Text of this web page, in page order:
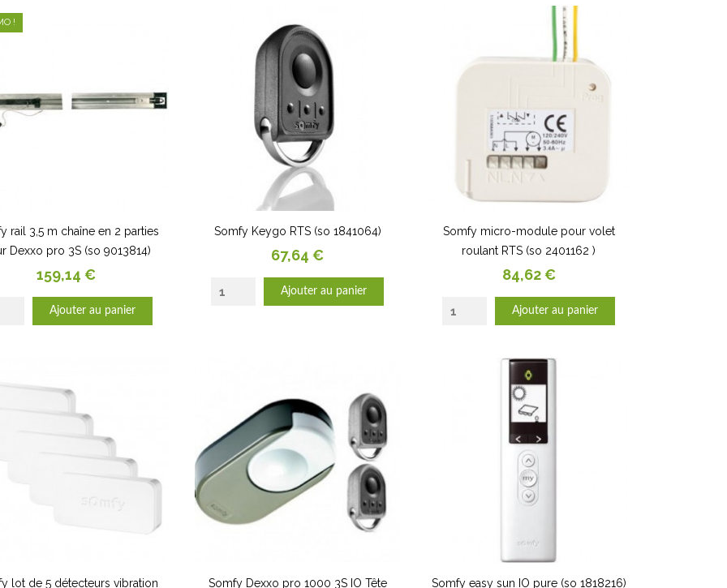
rail 3,5 m chaîne en 2 parties
Dexxo pro 3S (so 9013814)
Prix
159,14 €
Ajouter au panier
!
Somfy Keygo RTS (so 1841064)
Prix
67,64 €
Ajouter au panier
Somfy micro-module pour volet
roulant RTS (so 2401162 )
Prix
84,62 €
Ajouter au panier
lot de 5 détecteurs vibration
Somfy Dexxo pro 1000 3S IO Tête
Somfy easy sun IO pure (so 1818216)